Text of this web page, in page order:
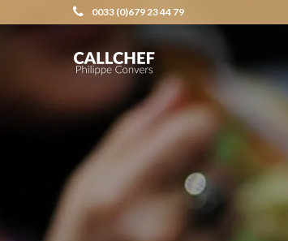
0033 (0)679 23 44 79